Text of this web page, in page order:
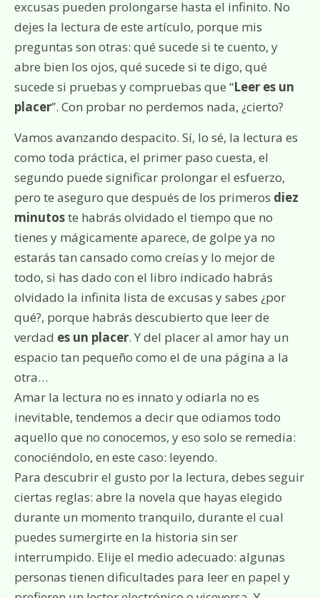
excusas pueden prolongarse hasta el infinito. No
dejes la lectura de este artículo, porque mis
preguntas son otras: qué sucede si te cuento, y
abre bien los ojos, qué sucede si te digo, qué
sucede si pruebas y compruebas que “Leer es un
placer”. Con probar no perdemos nada, ¿cierto?
Vamos avanzando despacito. Sí, lo sé, la lectura es
como toda práctica, el primer paso cuesta, el
segundo puede significar prolongar el esfuerzo,
pero te aseguro que después de los primeros diez
minutoste habrás olvidado el tiempo que no
tienes y mágicamente aparece, de golpe ya no
estarás tan cansado como creías y lo mejor de
todo, si has dado con el libro indicado habrás
olvidado la infinita lista de excusas y sabes ¿por
qué?, porque habrás descubierto que leer de
verdad es un placer. Y del placer al amor hay un
espacio tan pequeño como el de una página a la
otra…
Amar la lectura no es innato y odiarla no es
inevitable, tendemos a decir que odiamos todo
aquello que no conocemos, y eso solo se remedia:
conociéndolo, en este caso: leyendo.
Para descubrir el gusto por la lectura, debes seguir
ciertas reglas: abre la novela que hayas elegido
durante un momento tranquilo, durante el cual
puedes sumergirte en la historia sin ser
interrumpido. Elije el medio adecuado: algunas
personas tienen dificultades para leer en papel y